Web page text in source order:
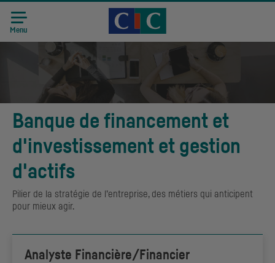
Accueil CIC Recrutement
Menu
Banque de financement et
d'investissement et gestion
d'actifs
Pilier de la stratégie de l’entreprise, des métiers qui anticipent
pour mieux agir.
Analyste Financière/Financier